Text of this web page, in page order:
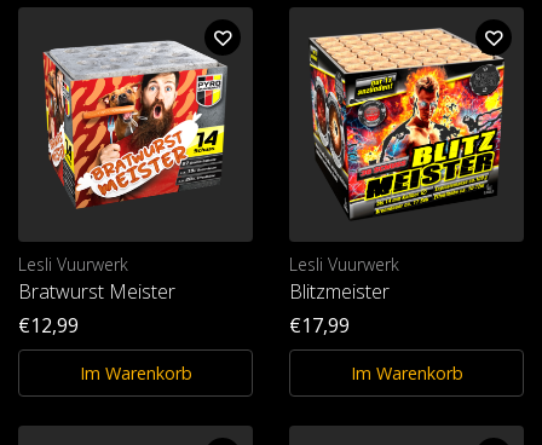
Lesli Vuurwerk
Bratwurst Meister
€12,99
Im Warenkorb
Lesli Vuurwerk
Blitzmeister
€17,99
Im Warenkorb